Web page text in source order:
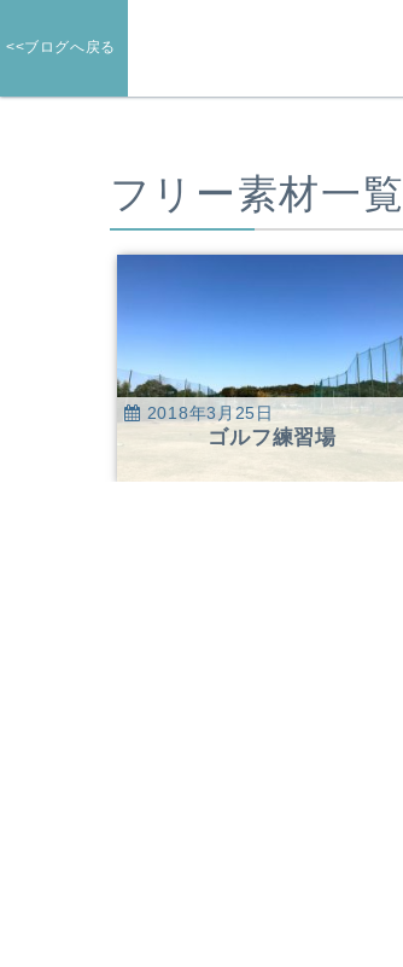
<<ブログへ戻る
フリー素材一覧
2018年3月25日
ゴルフ練習場